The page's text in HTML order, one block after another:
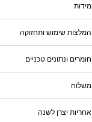
מידות
המלצות שימוש ותחזוקה
חומרים ונתונים טכניים
משלוח
אחריות יצרן לשנה